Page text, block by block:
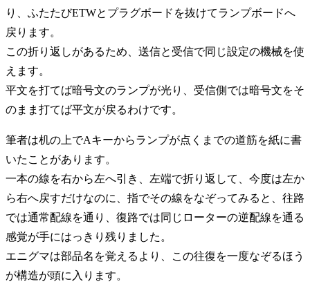
り、ふたたびETWとプラグボードを抜けてランプボードへ
戻ります。
この折り返しがあるため、送信と受信で同じ設定の機械を使
えます。
平文を打てば暗号文のランプが光り、受信側では暗号文をそ
のまま打てば平文が戻るわけです。
筆者は机の上でAキーからランプが点くまでの道筋を紙に書
いたことがあります。
一本の線を右から左へ引き、左端で折り返して、今度は左か
ら右へ戻すだけなのに、指でその線をなぞってみると、往路
では通常配線を通り、復路では同じローターの逆配線を通る
感覚が手にはっきり残りました。
エニグマは部品名を覚えるより、この往復を一度なぞるほう
が構造が頭に入ります。